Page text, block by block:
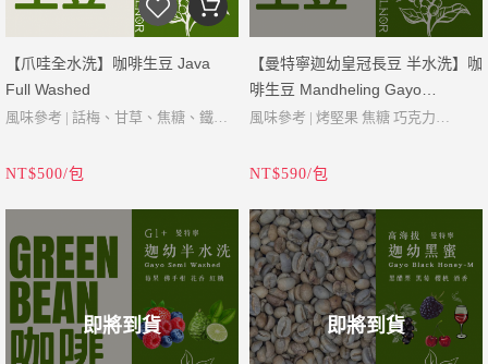
養而成。
味和香氣。這種特殊處理的日曬咖啡
味乾淨明亮。
我們的暖陽日曬咖啡，相對一般日曬
處理多2天發酵，乾燥28 天，特意延
長發酵時間，為咖啡添加更精緻的風
味，更是在咖啡上添加了許多的咖啡
【爪哇全水洗】咖啡生豆 Java
Full Washed
風味參考 | 話梅、甘草、焦糖、鐵觀
產地 | 印尼 爪哇
品種 | Lini S, Kartika, Sigararutang,
Typica
海拔 | 1500-1700 Masl
酸度 | 中
醇度 | 中
處理 | 全水洗
NT$500/包
【曼特寧迦幼皇冠長豆 半水洗】咖
啡生豆 Mandheling Gayo
Longberry King Abyssinia
風味參考 | 烤堅果 焦糖 巧克力
品種 | Abyssinia King
海拔 | 1400-1700 Masl
酸度 | 低
醇度 | 中
處理 | 半水洗處理法
等級 | Specialty
密度 | 756g/L
更大且更長的變種，其最初來自衣索
比亞。由於此咖啡屬於自然變種因此
產量受限，但皇冠長豆咖啡獨特的風
味和香氣將增添您作為咖啡愛好者的
品味體驗。Longberry是在Ethiopia的
Harrar產區發現的一個Typica的自然變
異品種，由於外形比較修長，所以命
NT$590/包
即將到貨 即將到貨